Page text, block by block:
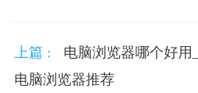
上篇 :
电脑浏览器哪个好用
电脑浏览器推荐